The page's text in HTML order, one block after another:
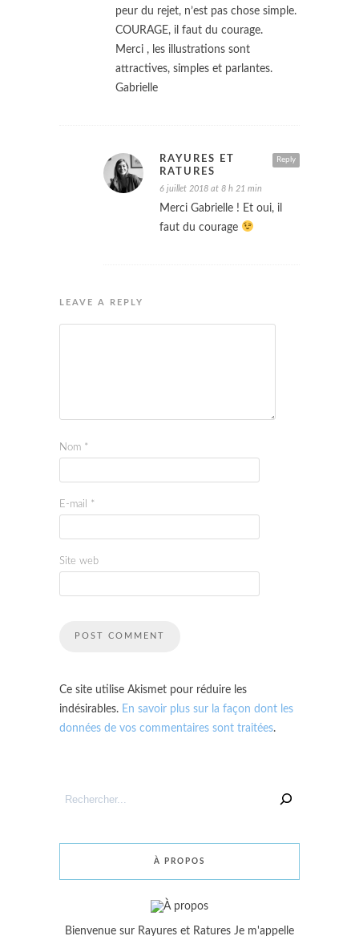
peur du rejet, n’est pas chose simple.
COURAGE, il faut du courage.
Merci , les illustrations sont
attractives, simples et parlantes.
Gabrielle
Reply
RAYURES ET
RATURES
6 juillet 2018 at 8 h 21 min
Merci Gabrielle ! Et oui, il
faut du courage
LEAVE A REPLY
Nom *
E-mail *
Site web
Ce site utilise Akismet pour réduire les
indésirables. En savoir plus sur la façon dont les
données de vos commentaires sont traitées.
un
À PROPOS
Bienvenue sur Rayures et Ratures Je m'appelle